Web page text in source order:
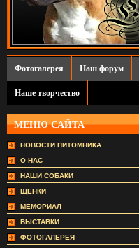
Фотогалерея Наш форум
Наше творчество
МЕНЮ САЙТА
НОВОСТИ ПИТОМНИКА
О НАС
НАШИ СОБАКИ
ЩЕНКИ
МЕМОРИАЛ
ВЫСТАВКИ
ФОТОГАЛЕРЕЯ